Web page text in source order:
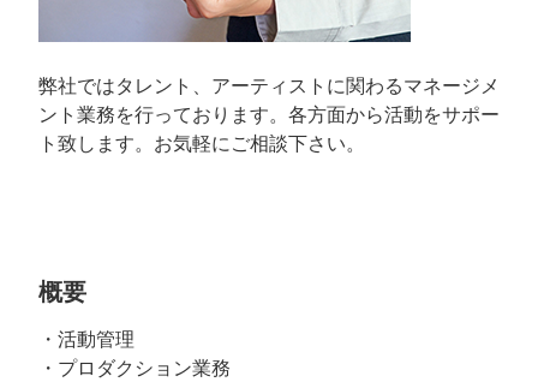
弊社ではタレント、アーティストに関わるマネージメ
ント業務を行っております。各方面から活動をサポー
ト致します。お気軽にご相談下さい。
概要
・活動管理
・プロダクション業務